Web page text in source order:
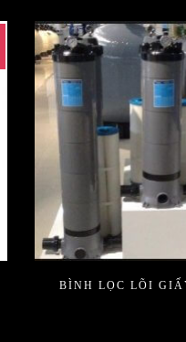
BÌNH LỌC LÕI